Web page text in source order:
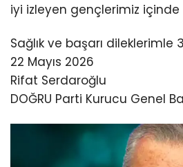
iyi izleyen gençlerimiz
Sağlık ve başarı dileklerimle
22 Mayıs 2026
Rifat Serdaroğlu
DOĞRU Parti Kurucu Genel